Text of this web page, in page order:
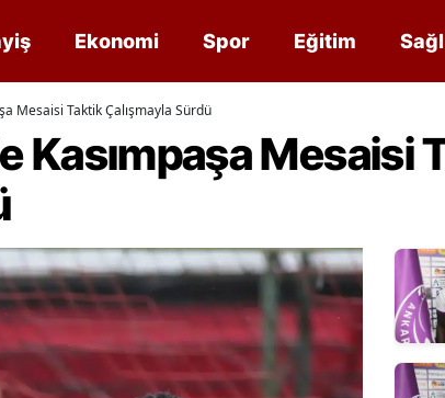
Ekonomi Spor Eğitim
Mesaisi Taktik Çalışmayla Sürdü
Kasımpaşa Mesaisi